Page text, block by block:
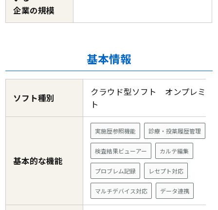
企業の規模
基本情報
ソフト種別
クラウド型ソフト オンプレミス
ト
基本的な機能
実施歴参照機能 診療・投薬履歴管理
検査結果ビューアー カルテ編集
プロブレム記録 レセプト対応
マルチデバイス対応 データ連携